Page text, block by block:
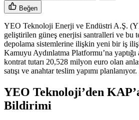
Beğen
YEO Teknoloji Enerji ve Endüstri A.Ş.
geliştirilen güneş enerjisi santralleri ve bu
depolama sistemlerine ilişkin yeni bir iş
Kamuyu Aydınlatma Platformu’na
kontrat tutarı 20,528 milyon euro olan
satışı ve anahtar teslim yapımı planlanıyor.
YEO Teknoloji’den
Bildirimi